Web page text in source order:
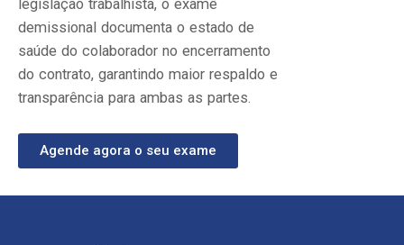
legislação trabalhista, o exame
demissional documenta o estado de
saúde do colaborador no encerramento
do contrato, garantindo maior respaldo e
transparência para ambas as partes.
Agende agora o seu exame